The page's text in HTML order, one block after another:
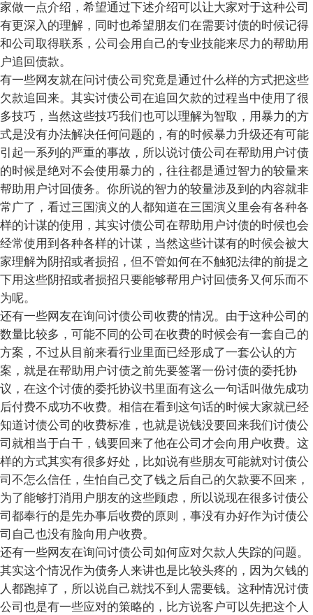
家做一点介绍，希望通过下述介绍可以让大家对于这种公司
有更深入的理解，同时也希望朋友们在需要讨债的时候记得
和公司取得联系，公司会用自己的专业技能来尽力的帮助用
户追回债款。
有一些网友就在问讨债公司究竟是通过什么样的方式把这些
欠款追回来。其实讨债公司在追回欠款的过程当中使用了很
多技巧，当然这些技巧我们也可以理解为智取，用暴力的方
式是没有办法解决任何问题的，有的时候暴力升级还有可能
引起一系列的严重的事故，所以说讨债公司在帮助用户讨债
的时候是绝对不会使用暴力的，往往都是通过智力的较量来
帮助用户讨回债务。你所说的智力的较量涉及到的内容就非
常广了，看过三国演义的人都知道在三国演义里会有各种各
样的计谋的使用，其实讨债公司在帮助用户讨债的时候也会
经常使用到各种各样的计谋，当然这些计谋有的时候会被大
家理解为阴招或者损招，但不管如何在不触犯法律的前提之
下用这些阴招或者损招只要能够帮用户讨回债务又何乐而不
为呢。
还有一些网友在询问讨债公司收费的情况。由于这种公司的
数量比较多，可能不同的公司在收费的时候会有一套自己的
方案，不过从目前来看行业里面已经形成了一套公认的方
案，就是在帮助用户讨债之前先要签署一份讨债的委托协
议，在这个讨债的委托协议书里面有这么一句话叫做先成功
后付费不成功不收费。相信在看到这句话的时候大家就已经
知道讨债公司的收费标准，也就是说钱没要回来我们讨债公
司就相当于白干，钱要回来了他在公司才会向用户收费。这
样的方式其实有很多好处，比如说有些朋友可能就对讨债公
司不怎么信任，生怕自己交了钱之后自己的欠款要不回来，
为了能够打消用户朋友的这些顾虑，所以说现在很多讨债公
司都奉行的是先办事后收费的原则，事没有办好作为讨债公
司自己也没有脸向用户收费。
还有一些网友在询问讨债公司如何应对欠款人失踪的问题。
其实这个情况作为债务人来讲也是比较头疼的，因为欠钱的
人都跑掉了，所以说自己就找不到人需要钱。这种情况讨债
公司也是有一些应对的策略的，比方说客户可以先把这个人